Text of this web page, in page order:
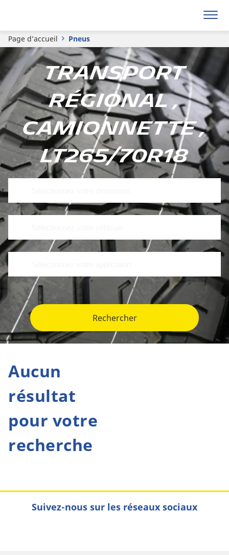
Page d’accueil Pneus
Transport
régional ,
Camionnette ,
LT265/70R18
Rechercher
Aucun
résultat
pour votre
recherche
Suivez-nous sur les réseaux sociaux